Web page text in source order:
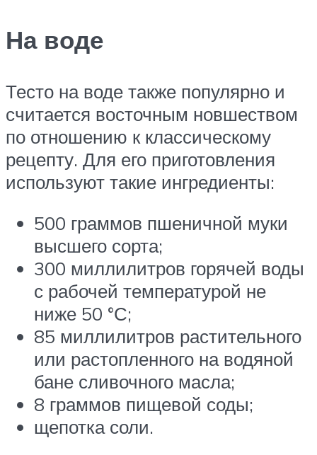
На воде
Тесто на воде также популярно и
считается восточным новшеством
по отношению к классическому
рецепту. Для его приготовления
используют такие ингредиенты:
500 граммов пшеничной муки
высшего сорта;
300 миллилитров горячей воды
с рабочей температурой не
ниже 50 °С;
85 миллилитров растительного
или растопленного на водяной
бане сливочного масла;
8 граммов пищевой соды;
щепотка соли.